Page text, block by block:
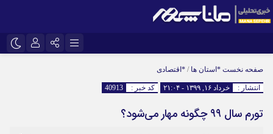
اینستاگرام
سروش
ایتا
آپارات
رمز عبور
صفحه نخست *استان ها / *اقتصادی
انتشار : خرداد ۱۶, ۱۳۹۹ - ۲۱:۰۴ کد خبر : 40913
تورم سال ۹۹ چگونه مهار می‌شود؟